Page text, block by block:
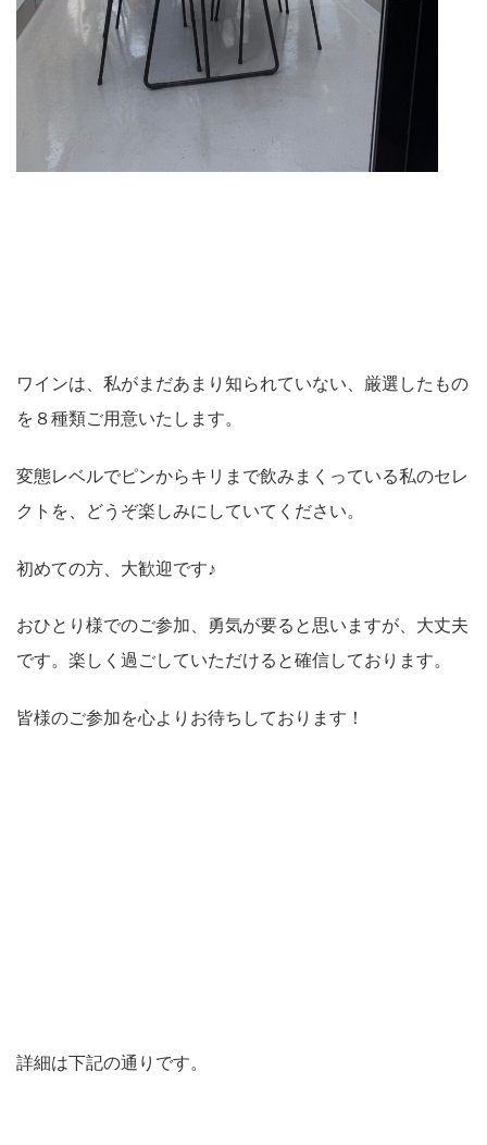
ワインは、私がまだあまり知られていない、厳選したもの
を８種類ご用意いたします。
変態レベルでピンからキリまで飲みまくっている私のセレ
クトを、どうぞ楽しみにしていてください。
初めての方、大歓迎です♪
おひとり様でのご参加、勇気が要ると思いますが、大丈夫
です。楽しく過ごしていただけると確信しております。
皆様のご参加を心よりお待ちしております！
詳細は下記の通りです。